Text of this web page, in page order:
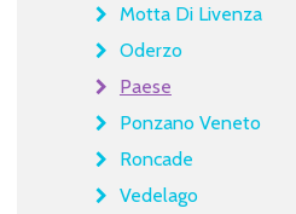
Motta Di Livenza
Oderzo
Paese
Ponzano Veneto
Roncade
Vedelago